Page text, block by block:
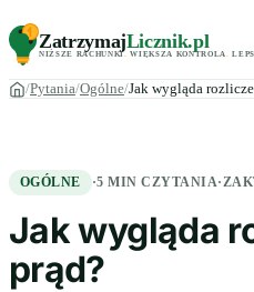
ZatrzymajLicznik.pl
NIŻSZE RACHUNKI. WIĘKSZA KONTROLA
Pytania Ogólne Jak wygląda
OGÓLNE ·5 MIN CZYTANIA·
Jak wygląda
prąd?